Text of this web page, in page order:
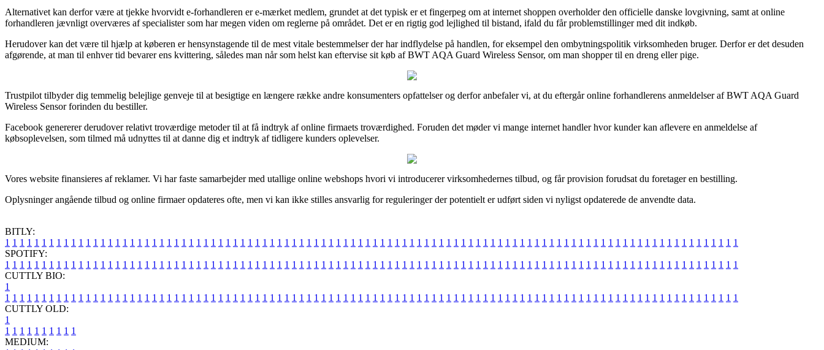
Alternativet kan derfor være at tjekke hvorvidt e-forhandleren er e-mærket medlem, grundet at det typisk er et fingerpeg om at internet shoppen overholder den officielle danske lovgivning, samt at online
forhandleren jævnligt overværes af specialister som har megen viden om reglerne på området. Det er en rigtig god lejlighed til bistand, ifald du får problemstillinger med dit indkøb.
Herudover kan det være til hjælp at køberen er hensynstagende til de mest vitale bestemmelser der har indflydelse på handlen, for eksempel den ombytningspolitik virksomheden bruger. Derfor er det desuden
afgørende, at man til enhver tid bevarer ens kvittering, således man når som helst kan eftervise sit køb af BWT AQA Guard Wireless Sensor, om man shopper til en dreng eller pige.
Trustpilot tilbyder dig temmelig belejlige genveje til at besigtige en længere række andre konsumenters opfattelser og derfor anbefaler vi, at du eftergår online forhandlerens anmeldelser af BWT AQA Guard
Wireless Sensor forinden du bestiller.
Facebook genererer derudover relativt troværdige metoder til at få indtryk af online firmaets troværdighed. Foruden det møder vi mange internet handler hvor kunder kan aflevere en anmeldelse af
købsoplevelsen, som tilmed må udnyttes til at danne dig et indtryk af tidligere kunders oplevelser.
Vores website finansieres af reklamer. Vi har faste samarbejder med utallige online webshops hvori vi introducerer virksomhedernes tilbud, og får provision forudsat du foretager en bestilling.
Oplysninger angående tilbud og online firmaer opdateres ofte, men vi kan ikke stilles ansvarlig for reguleringer der potentielt er udført siden vi nyligst opdaterede de anvendte data.
BITLY:
1 1 1 1 1 1 1 1 1 1 1 1 1 1 1 1 1 1 1 1 1 1 1 1 1 1 1 1 1 1 1 1 1 1 1 1 1 1 1 1 1 1 1 1 1 1 1 1 1 1 1 1 1 1 1 1 1 1 1 1 1 1 1 1 1 1 1 1 1 1 1 1 1 1 1 1 1 1 1 1 1 1 1 1 1 1 1 1 1 1 1 1 1 1 1 1 1 1 1 1
SPOTIFY:
1 1 1 1 1 1 1 1 1 1 1 1 1 1 1 1 1 1 1 1 1 1 1 1 1 1 1 1 1 1 1 1 1 1 1 1 1 1 1 1 1 1 1 1 1 1 1 1 1 1 1 1 1 1 1 1 1 1 1 1 1 1 1 1 1 1 1 1 1 1 1 1 1 1 1 1 1 1 1 1 1 1 1 1 1 1 1 1 1 1 1 1 1 1 1 1 1 1 1 1
CUTTLY BIO:
1
1 1 1 1 1 1 1 1 1 1 1 1 1 1 1 1 1 1 1 1 1 1 1 1 1 1 1 1 1 1 1 1 1 1 1 1 1 1 1 1 1 1 1 1 1 1 1 1 1 1 1 1 1 1 1 1 1 1 1 1 1 1 1 1 1 1 1 1 1 1 1 1 1 1 1 1 1 1 1 1 1 1 1 1 1 1 1 1 1 1 1 1 1 1 1 1 1 1 1 1
CUTTLY OLD:
1
1 1 1 1 1 1 1 1 1 1
MEDIUM: